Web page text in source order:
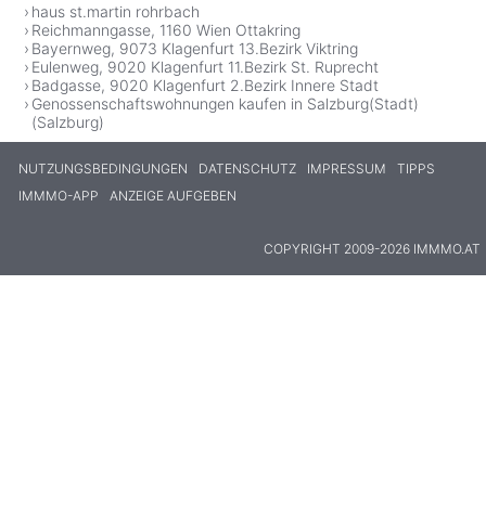
haus st.martin rohrbach
Reichmanngasse, 1160 Wien Ottakring
Bayernweg, 9073 Klagenfurt 13.Bezirk Viktring
Eulenweg, 9020 Klagenfurt 11.Bezirk St. Ruprecht
Badgasse, 9020 Klagenfurt 2.Bezirk Innere Stadt
Genossenschaftswohnungen kaufen in Salzburg(Stadt)
(Salzburg)
NUTZUNGSBEDINGUNGEN DATENSCHUTZ IMPRESSUM
TIPPS
IMMMO-APP
ANZEIGE AUFGEBEN
COPYRIGHT 2009-2026 IMMMO.AT